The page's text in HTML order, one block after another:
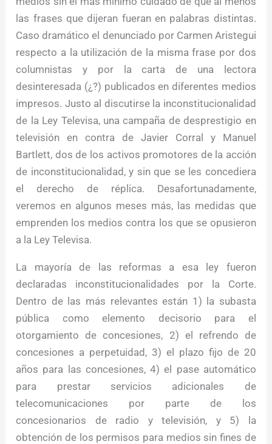
las frases que dijeran fueran en palabras distintas.
Caso dramático el denunciado por Carmen Aristegui
respecto a la utilización de la misma frase por dos
columnistas y por la carta de una lectora
desinteresada (¿?) publicados en diferentes medios
impresos. Justo al discutirse la inconstitucionalidad
de la Ley Televisa, una campaña de desprestigio en
televisión en contra de Javier Corral y Manuel
Bartlett, dos de los activos promotores de la acción
de inconstitucionalidad, y sin que se les concediera
el derecho de réplica. Desafortunadamente,
veremos en algunos meses más, las medidas que
emprenden los medios contra los que se opusieron
a la Ley Televisa.
La mayoría de las reformas a esa ley fueron
declaradas inconstitucionalidades por la Corte.
Dentro de las más relevantes están 1) la subasta
pública como elemento decisorio para el
otorgamiento de concesiones, 2) el refrendo de
concesiones a perpetuidad, 3) el plazo fijo de 20
años para las concesiones, 4) el pase automático
para prestar servicios adicionales de
telecomunicaciones por parte de los
concesionarios de radio y televisión, y 5) la
obtención de los permisos para medios sin fines de